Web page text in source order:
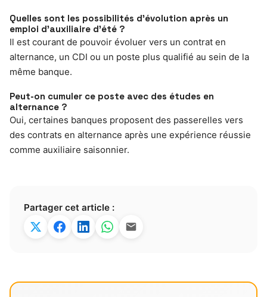
Quelles sont les possibilités d’évolution après un
emploi d’auxiliaire d’été ?
Il est courant de pouvoir évoluer vers un contrat en
alternance, un CDI ou un poste plus qualifié au sein de la
même banque.
Peut-on cumuler ce poste avec des études en
alternance ?
Oui, certaines banques proposent des passerelles vers
des contrats en alternance après une expérience réussie
comme auxiliaire saisonnier.
Partager cet article :